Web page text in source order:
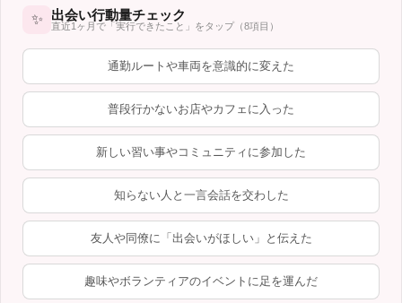
✨ 出会い行動量チェック
直近1ヶ月で「実行できたこと」をタップ（8項目）
通勤ルートや車両を意識的に変えた
普段行かないお店やカフェに入った
新しい習い事やコミュニティに参加した
知らない人と一言会話を交わした
友人や同僚に「出会いがほしい」と伝えた
趣味やボランティアのイベントに足を運んだ